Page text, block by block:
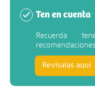
Ten en cuenta
Recuerda
Revísalas aquí